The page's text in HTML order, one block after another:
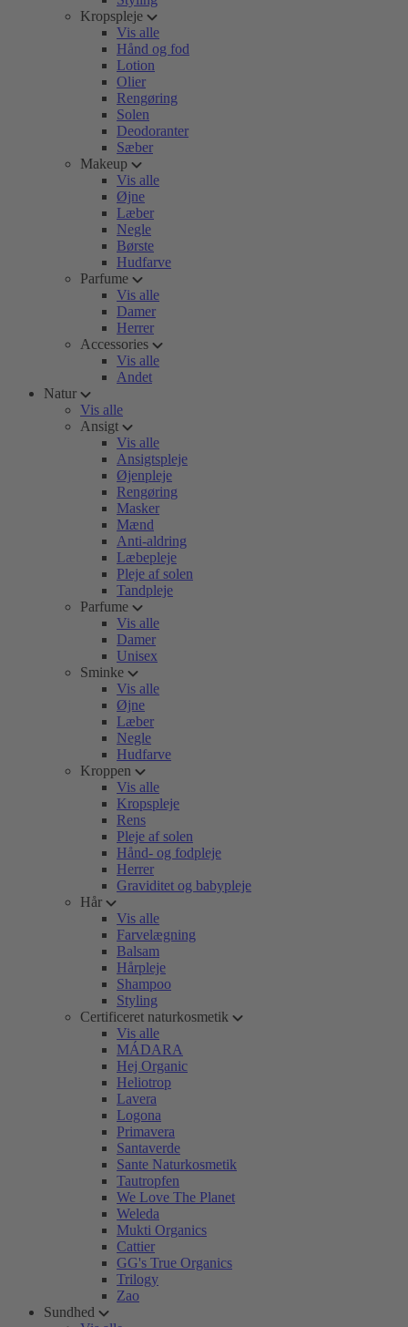
Kropspleje
Vis alle
Hånd og fod
Lotion
Olier
Rengøring
Solen
Deodoranter
Sæber
Makeup
Vis alle
Øjne
Læber
Negle
Børste
Hudfarve
Parfume
Vis alle
Damer
Herrer
Accessories
Vis alle
Andet
Natur
Vis alle
Ansigt
Vis alle
Ansigtspleje
Øjenpleje
Rengøring
Masker
Mænd
Anti-aldring
Læbepleje
Pleje af solen
Tandpleje
Parfume
Vis alle
Damer
Unisex
Sminke
Vis alle
Øjne
Læber
Negle
Hudfarve
Kroppen
Vis alle
Kropspleje
Rens
Pleje af solen
Hånd- og fodpleje
Herrer
Graviditet og babypleje
Hår
Vis alle
Farvelægning
Balsam
Hårpleje
Shampoo
Styling
Certificeret naturkosmetik
Vis alle
MÁDARA
Hej Organic
Heliotrop
Lavera
Logona
Primavera
Santaverde
Sante Naturkosmetik
Tautropfen
We Love The Planet
Weleda
Mukti Organics
Cattier
GG's True Organics
Trilogy
Zao
Sundhed